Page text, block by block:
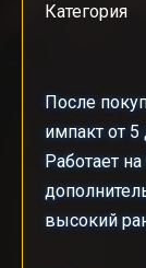
Категория
После
импакт от
Работает
высокий